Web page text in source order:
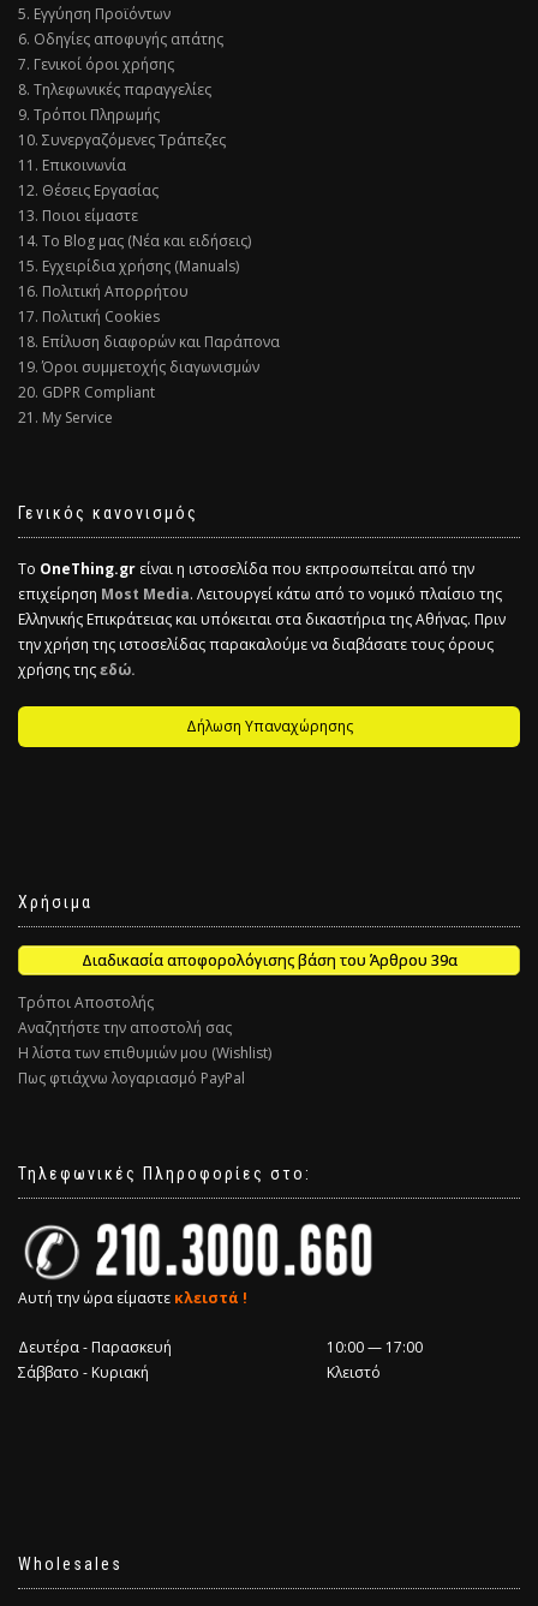
5. Εγγύηση Προϊόντων
6. Οδηγίες αποφυγής απάτης
7. Γενικοί όροι χρήσης
8. Τηλεφωνικές παραγγελίες
9. Τρόποι Πληρωμής
10. Συνεργαζόμενες Τράπεζες
11. Επικοινωνία
12. Θέσεις Εργασίας
13. Ποιοι είμαστε
14. Το Blog μας (Νέα και ειδήσεις)
15. Εγχειρίδια χρήσης (Manuals)
16. Πολιτική Απορρήτου
17. Πολιτική Cookies
18. Επίλυση διαφορών και Παράπονα
19. Όροι συμμετοχής διαγωνισμών
20. GDPR Compliant
21. My Service
Γενικός κανονισμός
Το OneThing.gr είναι η ιστοσελίδα που εκπροσωπείται από την
επιχείρηση Most Media. Λειτουργεί κάτω από το νομικό πλαίσιο της
Ελληνικής Επικράτειας και υπόκειται στα δικαστήρια της Αθήνας. Πριν
την χρήση της ιστοσελίδας παρακαλούμε να διαβάσατε τους όρους
χρήσης τηςεδώ.
Δήλωση Υπαναχώρησης
Χρήσιμα
Διαδικασία αποφορολόγισης βάση του Άρθρου 39α
Τρόποι Αποστολής
Αναζητήστε την αποστολή σας
Η λίστα των επιθυμιών μου (Wishlist)
Πως φτιάχνω λογαριασμό PayPal
Τηλεφωνικές Πληροφορίες στο:
Αυτή την ώρα είμαστε κλειστά !
Δευτέρα - Παρασκευή
10:00 — 17:00
Σάββατο - Κυριακή
Κλειστό
Wholesales